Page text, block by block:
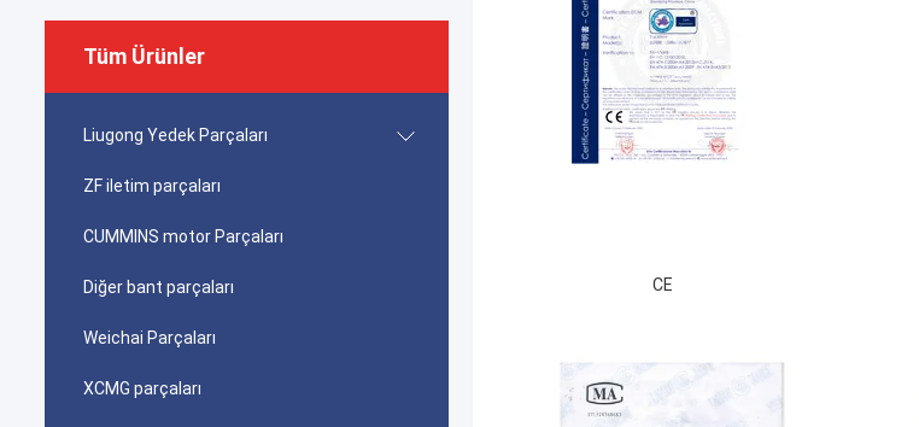
Tüm Ürünler
Liugong Yedek Parçaları
ZF iletim parçaları
CUMMINS motor Parçaları
Diğer bant parçaları
Weichai Parçaları
XCMG parçaları
CE